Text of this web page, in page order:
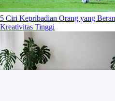
5 Ciri Kepribadian Orang yang
Kreativitas Tinggi